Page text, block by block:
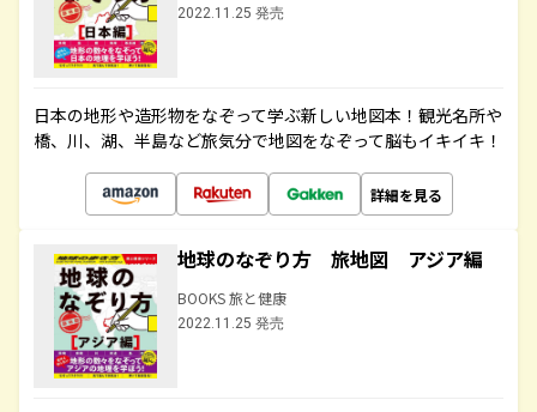
2022.11.25 発売
日本の地形や造形物をなぞって学ぶ新しい地図本！観光名所や
橋、川、湖、半島など旅気分で地図をなぞって脳もイキイキ！
詳細を見る
地球のなぞり方 旅地図 アジア編
BOOKS 旅と健康
2022.11.25 発売